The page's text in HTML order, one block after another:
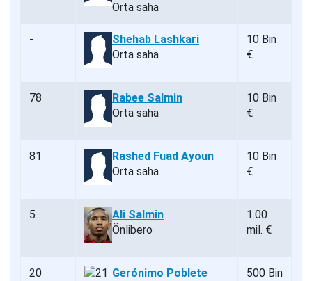
Orta saha
-
Shehab Lashkari
Orta saha
10 Bin
€
78
Rabee Salmin
Orta saha
10 Bin
€
81
Rashed Fuad Ayoun
Orta saha
10 Bin
€
5
Ali Salmin
Önlibero
1.00
mil. €
20
Gerónimo Poblete
500 Bin